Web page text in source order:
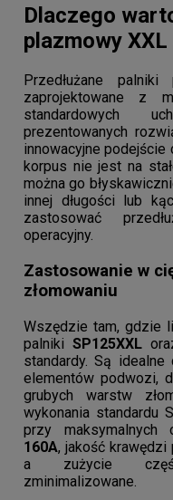
ręki:
Zasięg i
długości
System
umożliwiające
kilka sekund.
oraz 160A w
pobliżu
Dlaczego
plazmowy
Przedłużane
zaprojektowane z
standardowych
prezentowanych
innowacyjne podejście
korpus nie jest na
można go
innej długości lub
zastosować
operacyjny.
Zastosowanie w
złomowaniu
Wszędzie tam, gdzie
palnikiSP125XXL
standardy. Są idealne
elementów podwozi,
grubych warstw
wykonania standardu
przy maksymalnych
160A, jakość
a zużycie
zminimalizowane.